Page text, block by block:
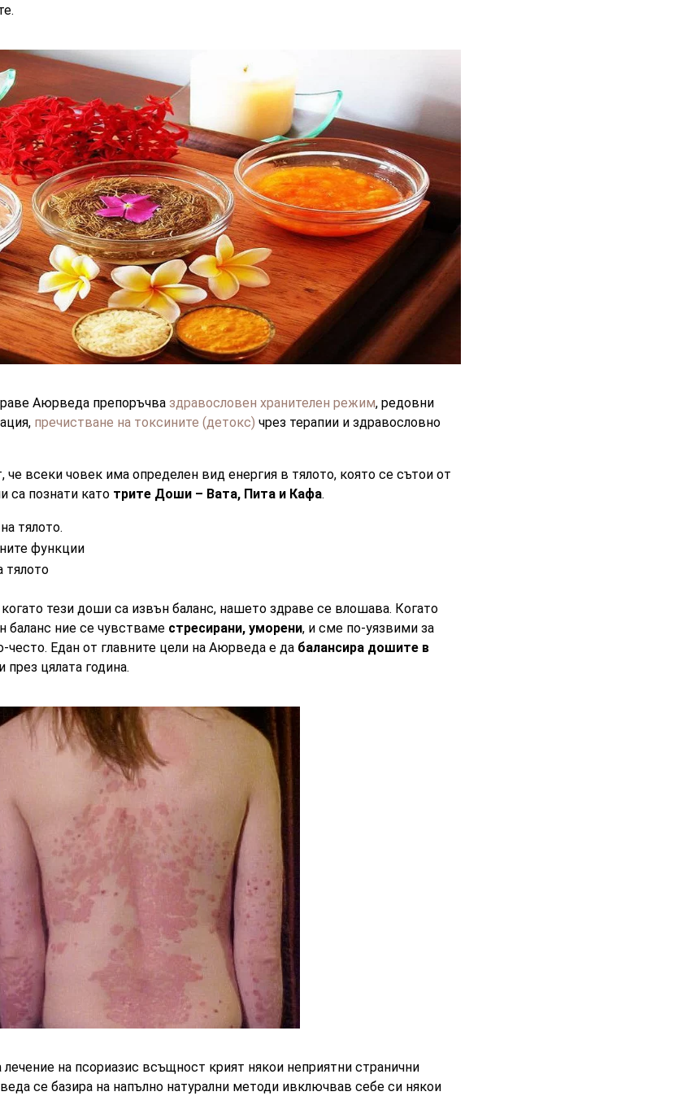
Аюрведа препоръчва здравословен хранителен режим, редовни
пречистване на токсините (детокс) чрез терапии и здравословно
че всеки човек има определен вид енергия в тялото, която се сътои от
са познати като трите Доши – Вата, Пита и Кафа.
тялото.
функции
тялото
тези доши са извън баланс, нашето здраве се влошава. Когато
баланс ние се чувстваме стресирани, уморени, и сме по-уязвими за
често. Едан от главните цели на Аюрведа е да балансира дошите в
през цялата година.
на псориазис всъщност крият някои неприятни странични
се базира на напълно натурални методи ивключвав себе си някои